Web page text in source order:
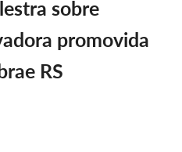
sobre
promovida
RS